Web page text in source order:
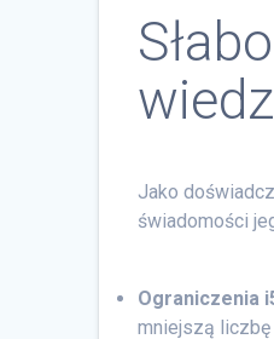
Jako
świadomości
Ograniczenia
mniejszą liczbę